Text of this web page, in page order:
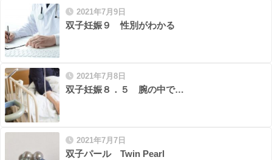
2021年7月9日
双子妊娠９ 性別がわかる
2021年7月8日
双子妊娠８．５ 腕の中で…
2021年7月7日
双子パール Twin Pearl